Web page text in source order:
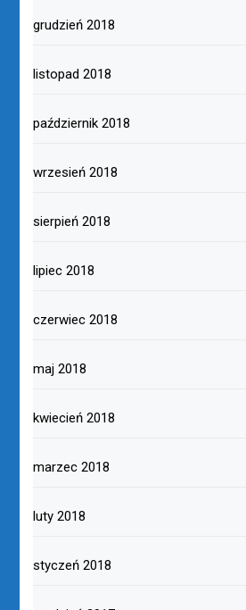
grudzień 2018
listopad 2018
październik 2018
wrzesień 2018
sierpień 2018
lipiec 2018
czerwiec 2018
maj 2018
kwiecień 2018
marzec 2018
luty 2018
styczeń 2018